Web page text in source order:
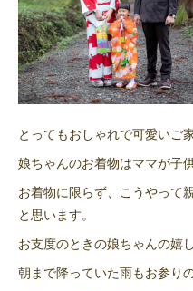
とってもおしゃれで可愛いご
娘ちゃんのお着物はママが子
お着物に限らず、こうやって
と思います。
お支度のときの娘ちゃんの嬉
朝まで降っていた雨もお参り